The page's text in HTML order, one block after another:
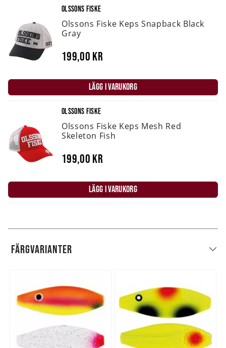
OLSSONS FISKE
Olssons Fiske Keps Snapback Black
Gray
199,00 kr
LÄGG I VARUKORG
OLSSONS FISKE
Olssons Fiske Keps Mesh Red
Skeleton Fish
199,00 kr
LÄGG I VARUKORG
FÄRGVARIANTER